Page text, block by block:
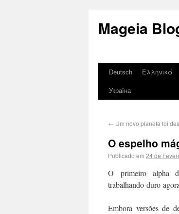
Mageia
Deutsch Ελληνικά
Україна
← Um novo planeta foi
O espelho
Publicado em 24 de
O primeiro alpha
trabalhando duro
Embora versões de